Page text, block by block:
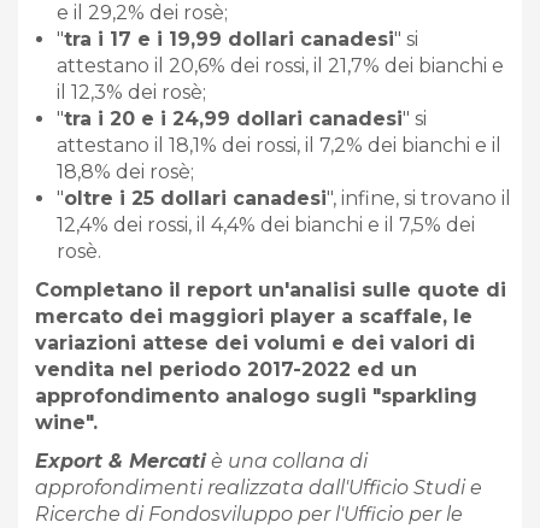
e il 29,2% dei rosè;
"tra i 17 e i 19,99 dollari canadesi" si
attestano il 20,6% dei rossi, il 21,7% dei bianchi e
il 12,3% dei rosè;
"tra i 20 e i 24,99 dollari canadesi" si
attestano il 18,1% dei rossi, il 7,2% dei bianchi e il
18,8% dei rosè;
"oltre i 25 dollari canadesi", infine, si trovano il
12,4% dei rossi, il 4,4% dei bianchi e il 7,5% dei
rosè.
Completano il report un'analisi sulle quote di
mercato dei maggiori player a scaffale, le
variazioni attese dei volumi e dei valori di
vendita nel periodo 2017-2022 ed un
approfondimento analogo sugli "sparkling
wine".
Export & Mercatiè una collana di
approfondimenti realizzata dall'Ufficio Studi e
Ricerche di Fondosviluppo per l'Ufficio per le